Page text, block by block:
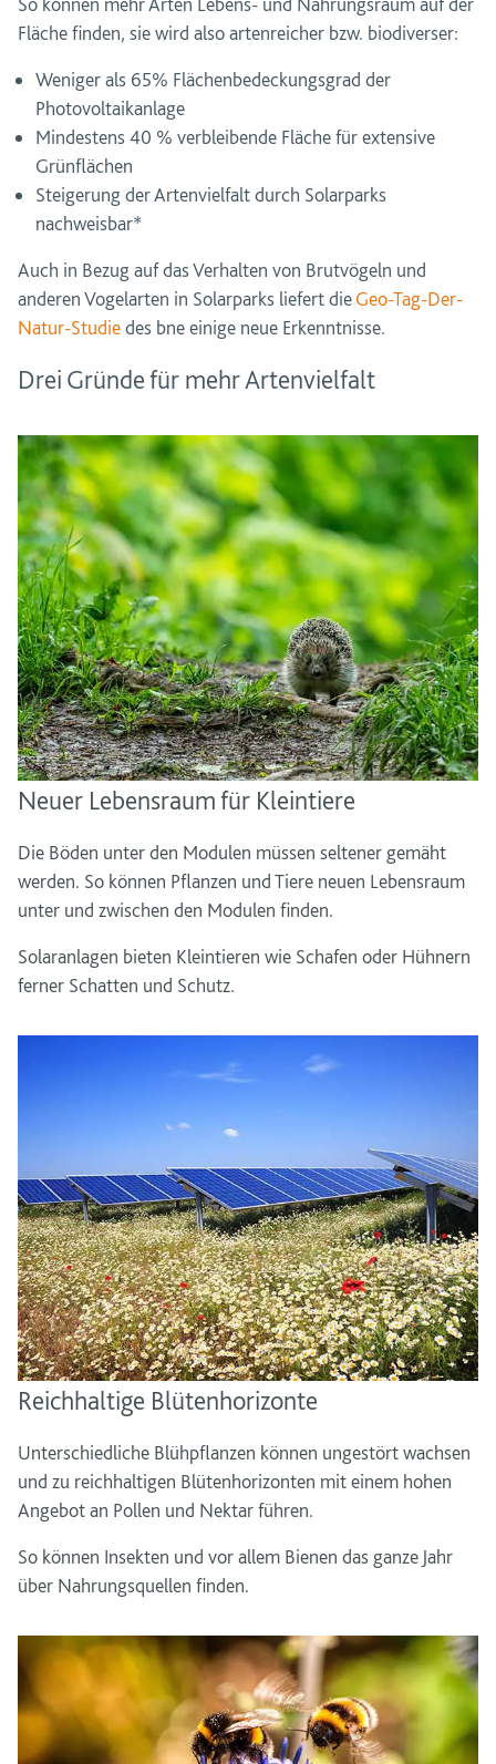
Fläche finden, sie wird also artenreicher bzw. biodiverser:
Weniger als 65% Flächenbedeckungsgrad der
Photovoltaikanlage
Mindestens 40 % verbleibende Fläche für extensive
Grünflächen
Steigerung der Artenvielfalt durch Solarparks
nachweisbar*
Auch in Bezug auf das Verhalten von Brutvögeln und
anderen Vogelarten in Solarparks liefert dieGeo-Tag-Der-
Natur-Studiedes bne einige neue Erkenntnisse.
Drei Gründe für mehr Artenvielfalt
Neuer Lebensraum für Kleintiere
Die Böden unter den Modulen müssen seltener gemäht
werden. So können Pflanzen und Tiere neuen Lebensraum
unter und zwischen den Modulen finden.
Solaranlagen bieten Kleintieren wie Schafen oder Hühnern
ferner Schatten und Schutz.
Reichhaltige Blütenhorizonte
Unterschiedliche Blühpflanzen können ungestört wachsen
und zu reichhaltigen Blütenhorizonten mit einem hohen
Angebot an Pollen und Nektar führen.
So können Insekten und vor allem Bienen das ganze Jahr
über Nahrungsquellen finden.